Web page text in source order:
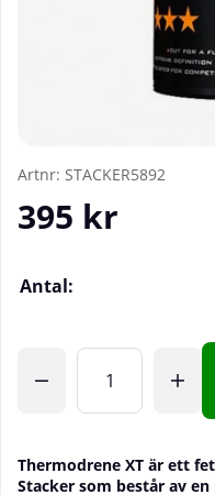
Artnr: STACKER5892
395 kr
Antal:
Thermodrene XT är ett
Stacker som består av